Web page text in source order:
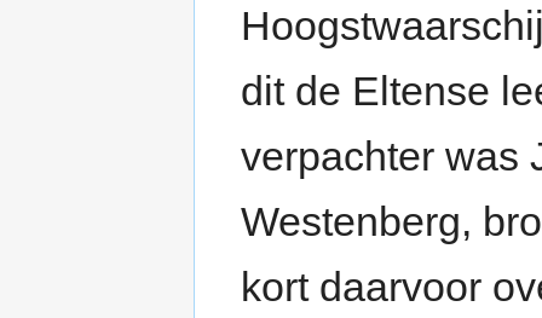
dit de Eltense
verpachter was
Westenberg,
kort daarvoor